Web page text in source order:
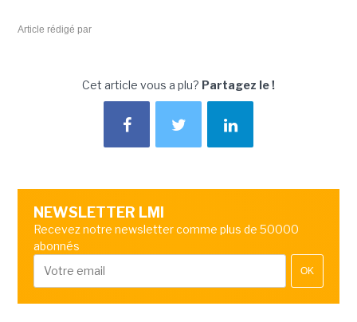
Article rédigé par
Cet article vous a plu? Partagez le !
NEWSLETTER LMI
Recevez notre newsletter comme plus de 50000
abonnés
OK